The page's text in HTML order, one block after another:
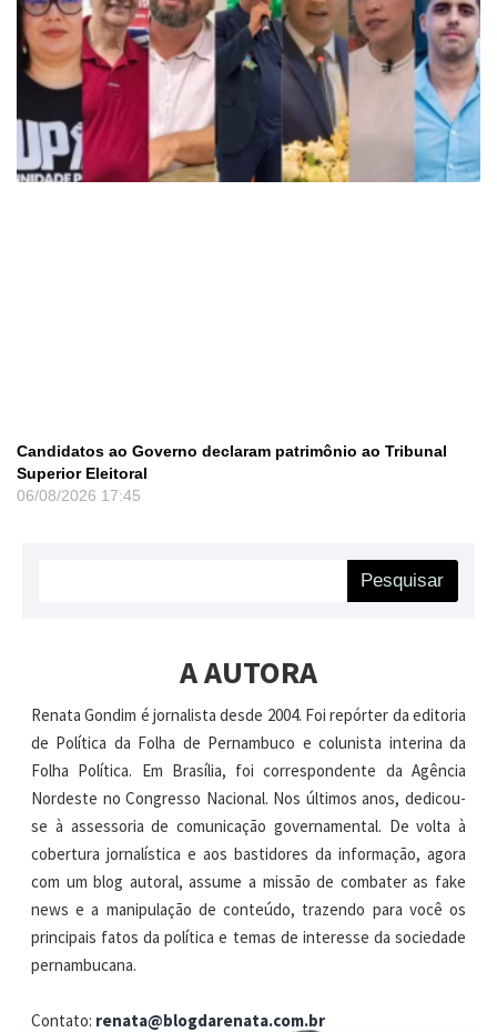
Candidatos ao Governo declaram patrimônio ao Tribunal
Superior Eleitoral
06/08/2026 17:45
Pesquisar
A AUTORA
Renata Gondim é jornalista desde 2004. Foi repórter da editoria
de Política da Folha de Pernambuco e colunista interina da
Folha Política. Em Brasília, foi correspondente da Agência
Nordeste no Congresso Nacional. Nos últimos anos, dedicou-
se à assessoria de comunicação governamental. De volta à
cobertura jornalística e aos bastidores da informação, agora
com um blog autoral, assume a missão de combater as fake
news e a manipulação de conteúdo, trazendo para você os
principais fatos da política e temas de interesse da sociedade
pernambucana.
Contato: renata@blogdarenata.com.br